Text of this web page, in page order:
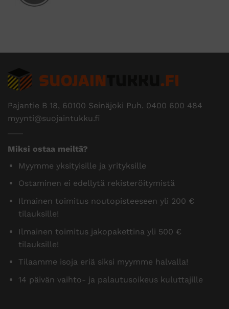
Pajantie B 18, 60100 Seinäjoki Puh. 0400 600 484
myynti@suojaintukku.fi
Miksi ostaa meiltä?
Myymme yksityisille ja yrityksille
Ostaminen ei edellytä rekisteröitymistä
Ilmainen toimitus noutopisteeseen yli 200 €
tilauksille!
Ilmainen toimitus jakopakettina yli 500 €
tilauksille!
Tilaamme isoja eriä siksi myymme halvalla!
14 päivän vaihto- ja palautusoikeus kuluttajille